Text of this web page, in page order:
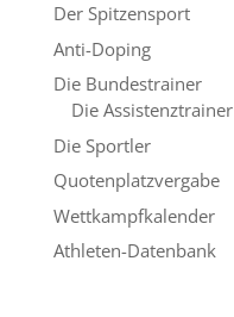
Der Spitzensport
Anti-Doping
Die Bundestrainer
Die Assistenztrainer
Die Sportler
Quotenplatzvergabe
Wettkampfkalender
Athleten-Datenbank